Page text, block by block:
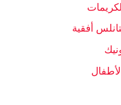
أفقية